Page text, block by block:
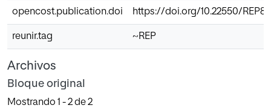
opencost.publication.doi https://doi.org/10.22550/
reunir.tag ~REP
Archivos
Bloque original
Mostrando 1 - 2 de 2